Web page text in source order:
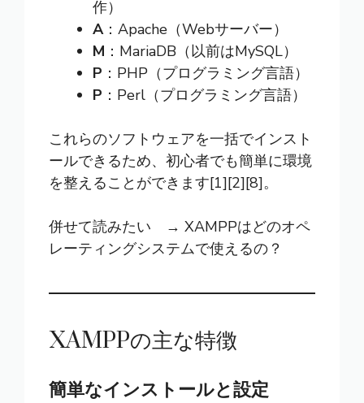
作）
A：Apache（Webサーバー）
M ：MariaDB（以前はMySQL）
P ：PHP（プログラミング言語）
P ：Perl（プログラミング言語）
これらのソフトウェアを一括でインスト
ールできるため、初心者でも簡単に環境
を整えることができます[1][2][8]。
併せて読みたい → XAMPPはどのオペ
レーティングシステムで使えるの？
XAMPPの主な特徴
簡単なインストールと設定